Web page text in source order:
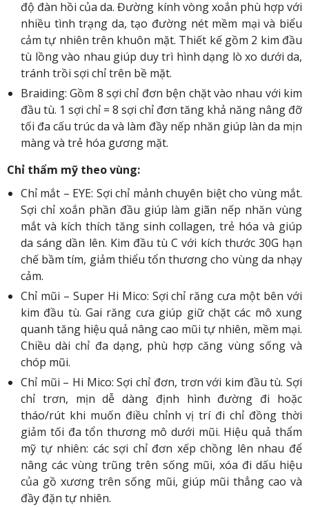
độ đàn hồi của da. Đường kính vòng xoắn phù hợp với
nhiều tình trạng da, tạo đường nét mềm mại và biểu
cảm tự nhiên trên khuôn mặt. Thiết kế gồm 2 kim đầu
tù lồng vào nhau giúp duy trì hình dạng lò xo dưới da,
tránh trồi sợi chỉ trên bề mặt.
Braiding: Gồm 8 sợi chỉ đơn bện chặt vào nhau với kim
đầu tù. 1 sợi chỉ = 8 sợi chỉ đơn tăng khả năng nâng đỡ
tối đa cấu trúc da và làm đầy nếp nhăn giúp làn da mịn
màng và trẻ hóa gương mặt.
Chỉ thẩm mỹ theo vùng:
Chỉ mắt – EYE: Sợi chỉ mảnh chuyên biệt cho vùng mắt.
Sợi chỉ xoắn phần đầu giúp làm giãn nếp nhăn vùng
mắt và kích thích tăng sinh collagen, trẻ hóa và giúp
da sáng dần lên. Kim đầu tù C với kích thước 30G hạn
chế bầm tím, giảm thiểu tổn thương cho vùng da nhạy
cảm.
Chỉ mũi – Super Hi Mico: Sợi chỉ răng cưa một bên với
kim đầu tù. Gai răng cưa giúp giữ chặt các mô xung
quanh tăng hiệu quả nâng cao mũi tự nhiên, mềm mại.
Chiều dài chỉ đa dạng, phù hợp căng vùng sống và
chóp mũi.
Chỉ mũi – Hi Mico: Sợi chỉ đơn, trơn với kim đầu tù. Sợi
chỉ trơn, mịn dễ dàng định hình đường đi hoặc
tháo/rút khi muốn điều chỉnh vị trí đi chỉ đồng thời
giảm tối đa tổn thương mô dưới mũi. Hiệu quả thẩm
mỹ tự nhiên: các sợi chỉ đơn xếp chồng lên nhau để
nâng các vùng trũng trên sống mũi, xóa đi dấu hiệu
của gồ xương trên sống mũi, giúp mũi thẳng cao và
đầy đặn tự nhiên.